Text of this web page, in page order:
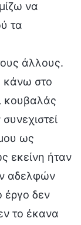
να
τα
άλλους.
κάνω στο
κουβαλάς
ως
εκείνη ήταν
αδελφών
έργο δεν
το έκανα